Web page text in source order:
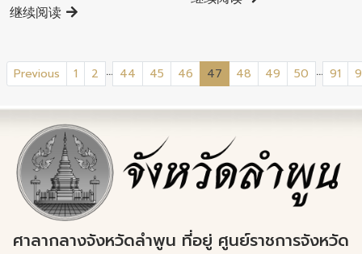
继续阅读
Previous 1 2 ... 44 45 46 47 (current)
48 49 50 ... 91
ศาลากลางจังหวัดลำพูน ที่อยู่ ศูนย์ราชการจังหวัด